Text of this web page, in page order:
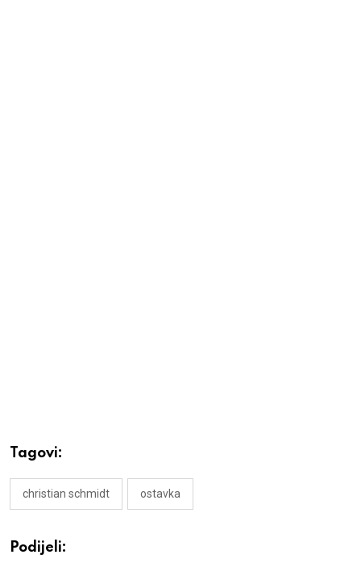
Tagovi:
christian schmidt ostavka
Podijeli: